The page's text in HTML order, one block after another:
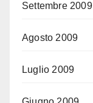
Settembre 2009
Agosto 2009
Luglio 2009